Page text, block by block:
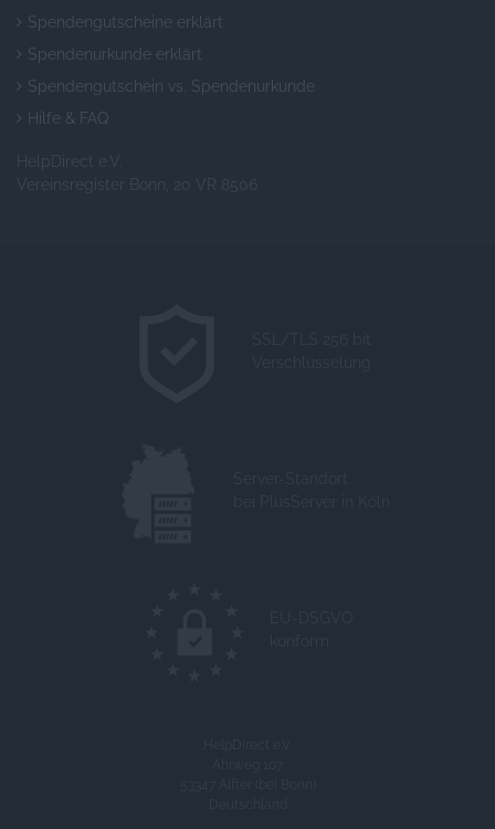
Spendengutscheine erklärt
Spendenurkunde erklärt
Spendengutschein vs. Spendenurkunde
Hilfe & FAQ
HelpDirect e.V.
Vereinsregister Bonn, 20 VR 8506